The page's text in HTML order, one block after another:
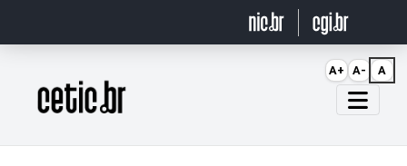
Página inicial
A+ A- A